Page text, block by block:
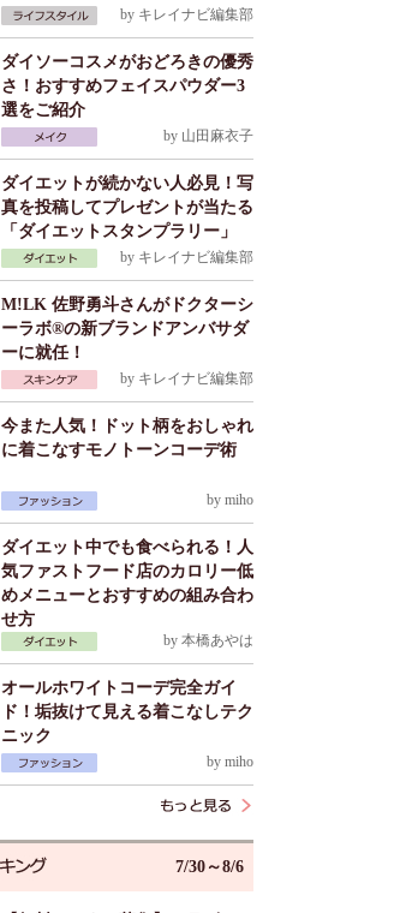
by キレイナビ編集部
ダイソーコスメがおどろきの優秀
さ！おすすめフェイスパウダー3
選をご紹介
by 山田麻衣子
ダイエットが続かない人必見！写
真を投稿してプレゼントが当たる
「ダイエットスタンプラリー」
by キレイナビ編集部
M!LK 佐野勇斗さんがドクターシ
ーラボ®の新ブランドアンバサダ
ーに就任！
by キレイナビ編集部
今また人気！ドット柄をおしゃれ
に着こなすモノトーンコーデ術
by miho
ダイエット中でも食べられる！人
気ファストフード店のカロリー低
めメニューとおすすめの組み合わ
せ方
by 本橋あやは
オールホワイトコーデ完全ガイ
ド！垢抜けて見える着こなしテク
ニック
by miho
7/30～8/6